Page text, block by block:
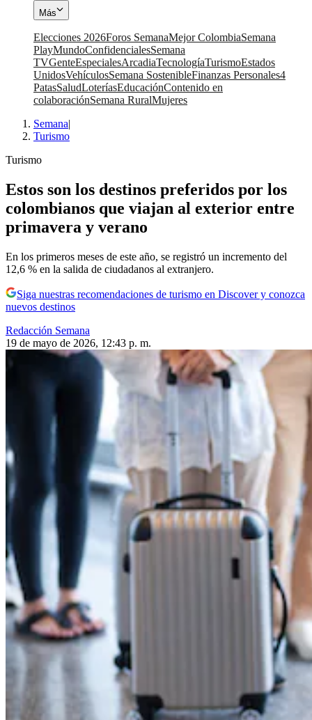
Más
Elecciones 2026Foros SemanaMejor ColombiaSemana
PlayMundoConfidencialesSemana
TVGenteEspecialesArcadiaTecnologíaTurismoEstados
UnidosVehículosSemana SostenibleFinanzas Personales4
PatasSaludLoteríasEducaciónContenido en
colaboraciónSemana RuralMujeres
Semana|
Turismo
Turismo
Estos son los destinos preferidos por los
colombianos que viajan al exterior entre
primavera y verano
En los primeros meses de este año, se registró un incremento del
12,6 % en la salida de ciudadanos al extranjero.
Siga nuestras recomendaciones de turismo en Discover y conozca
nuevos destinos
Redacción Semana
19 de mayo de 2026, 12:43 p. m.